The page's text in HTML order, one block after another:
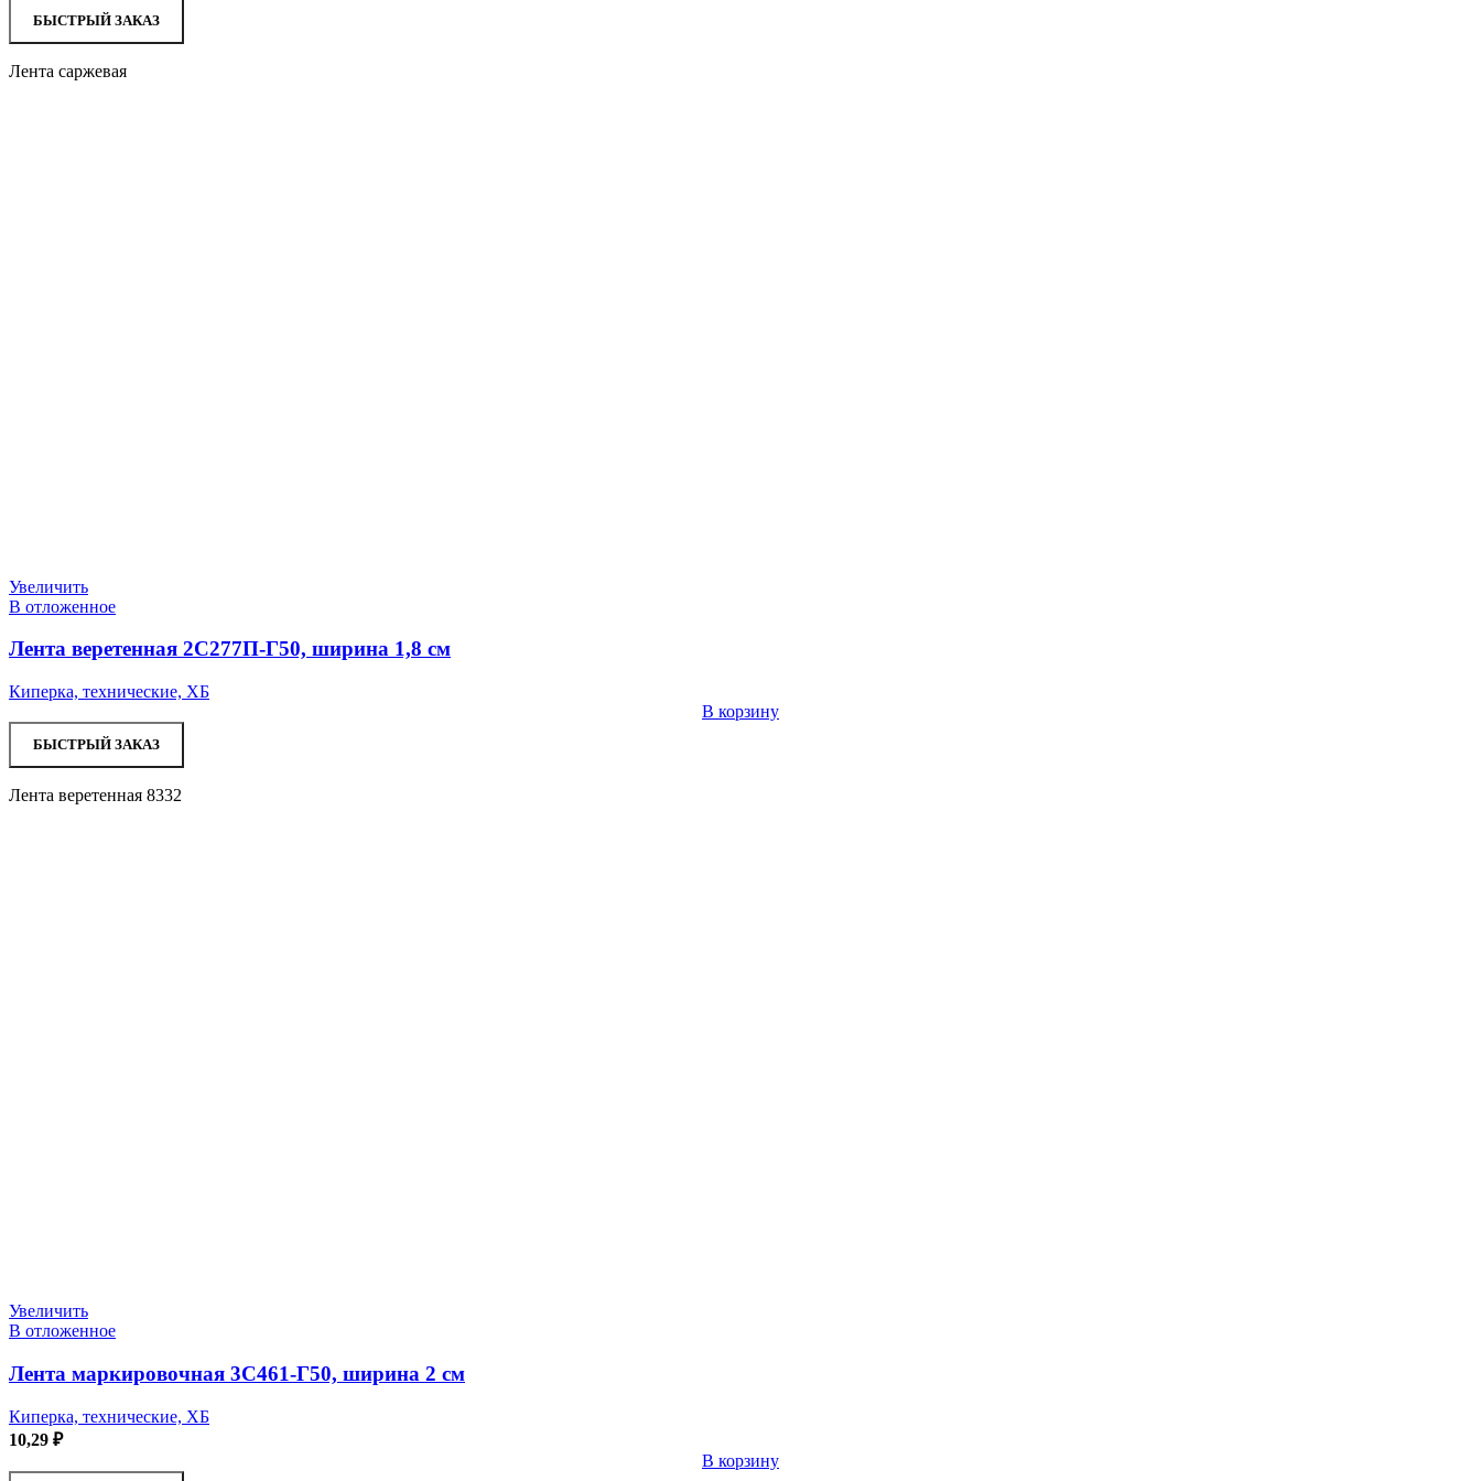
БЫСТРЫЙ ЗАКАЗ
Лента саржевая
Увеличить
В отложенное
Лента веретенная 2С277П-Г50, ширина 1,8 см
Киперка, технические, ХБ
В корзину
БЫСТРЫЙ ЗАКАЗ
Лента веретенная 8332
Увеличить
В отложенное
Лента маркировочная 3С461-Г50, ширина 2 см
Киперка, технические, ХБ
10,29 ₽
В корзину